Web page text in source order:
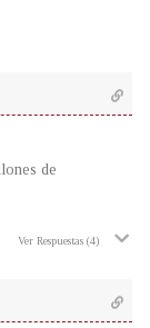
de
Ver Respuestas (4)